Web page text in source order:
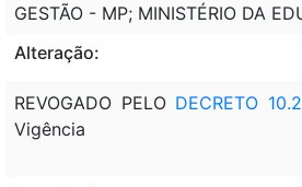
GESTÃO - MP; MINISTÉRIO DA
Alteração:
REVOGADO PELO DECRETO
Vigência